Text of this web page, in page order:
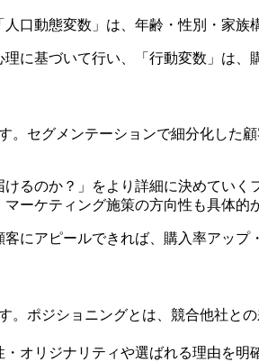
口動態変数」は、年齢・性別・家族
に基づいて行い、「行動変数」は
。セグメンテーションで細分化した
るのか？」をより詳細に決めてい
ーケティング施策の方向性も具体的
にアピールできれば、購入率アップ
。ポジショニングとは、競合他社と
オリジナリティや選ばれる理由を